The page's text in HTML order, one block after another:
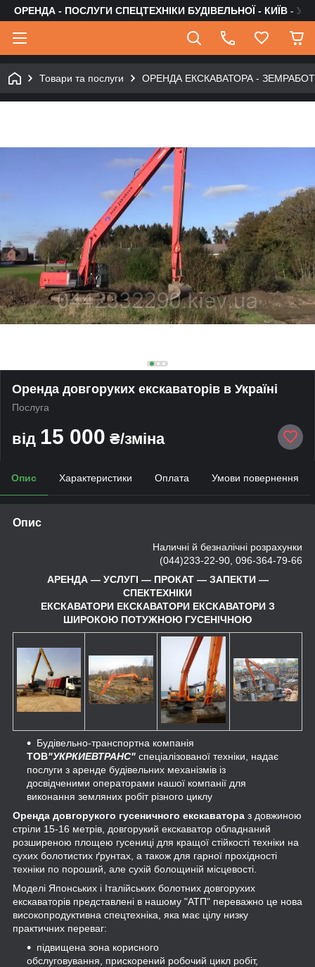
ОРЕНДА - ПОСЛУГИ СПЕЦТЕХНІКИ БУДІВЕЛЬНОЇ - КИЇВ -
Товари та послуги ОРЕНДА ЕКСКАВАТОРА -
Оренда довгоруких екскаваторів в Україні
Послуга
від 15 000 ₴/зміна
Опис Характеристики Оплата Умови повернення
Опис
Наличні й безналічні розрахунки
(044)233-22-90, 096-364-79-66
АРЕНДА ― УСЛУГІ ― ПРОКАТ ― ЗАПЕКТИ ―
СПЕКТЕХНІКИ
ЕКСКАВАТОРИ ЕКСКАВАТОРИ ЕКСКАВАТОРИ З
ШИРОКОЮ ПОТУЖНОЮ ГУСЕНІЧНОЮ
Будівельно-транспортна компанія
ТОВ"УКРКИЕВТРАНС" спеціалізованої техніки, надає
послуги з аренде будівельних механізмів із
досвідченими операторами нашої компанії для
виконання земляних робіт різного циклу
Оренда довгорукого гусеничного екскаватора з довжиною
стріли 15-16 метрів, довгорукий екскаватор обладнаний
розширеною площею гусениці для кращої стійкості техніки на
сухих болотистих ґрунтах, а також для гарної прохідності
техніки по пороший, але сухій болощиній місцевості.
Моделі Японських і Італійських болотних довгорухих
екскаваторів представлені в нашому "АТП" переважно це нова
високопродуктивна спецтехніка, яка має цілу низку
практичних переваг:
підвищена зона корисного
обслуговування, прискорений робочий цикл робіт,